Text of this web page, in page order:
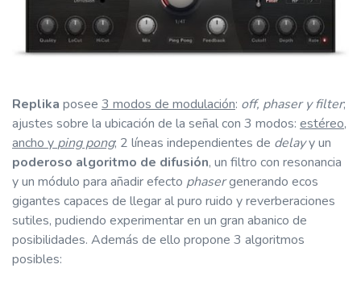
Replika posee 3 modos de modulación: off, phaser y filter;
ajustes sobre la ubicación de la señal con 3 modos: estéreo,
ancho y ping pong; 2 líneas independientes de delayy un
poderoso algoritmo de difusión, un filtro con resonancia
y un módulo para añadir efecto phasergenerando ecos
gigantes capaces de llegar al puro ruido y reverberaciones
sutiles, pudiendo experimentar en un gran abanico de
posibilidades. Además de ello propone 3 algoritmos
posibles: